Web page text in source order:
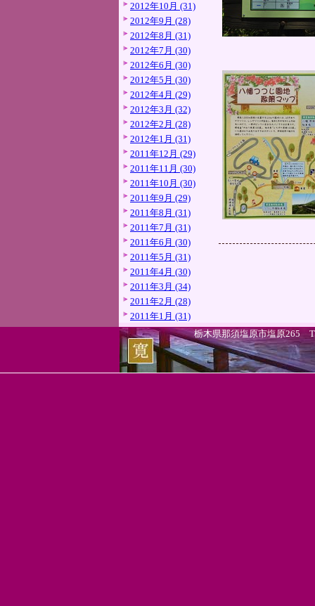
2012年10月 (31)
2012年9月 (28)
2012年8月 (31)
2012年7月 (30)
2012年6月 (30)
2012年5月 (30)
2012年4月 (29)
2012年3月 (32)
2012年2月 (28)
2012年1月 (31)
2011年12月 (29)
2011年11月 (30)
2011年10月 (30)
2011年9月 (29)
2011年8月 (31)
2011年7月 (31)
2011年6月 (30)
2011年5月 (31)
2011年4月 (30)
2011年3月 (34)
2011年2月 (28)
2011年1月 (31)
栃木県那須塩原市塩原265